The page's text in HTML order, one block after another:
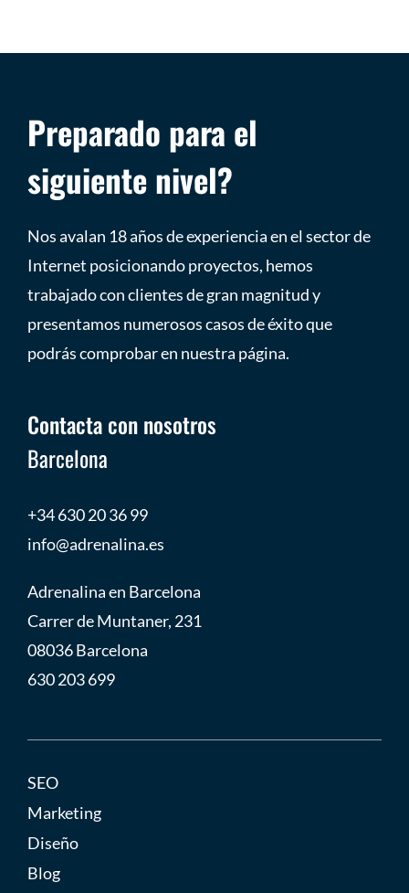
Preparado para el
siguiente nivel?
Nos avalan 18 años de experiencia en el sector de
Internet posicionando proyectos, hemos
trabajado con clientes de gran magnitud y
presentamos numerosos casos de éxito que
podrás comprobar en nuestra página.
Contacta con nosotros
Barcelona
+34 630 20 36 99
info@adrenalina.es
Adrenalina en Barcelona
Carrer de Muntaner, 231
08036 Barcelona
630 203 699
SEO
Marketing
Diseño
Blog